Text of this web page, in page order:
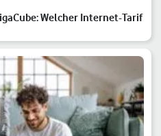
Welcher Internet-Tarif